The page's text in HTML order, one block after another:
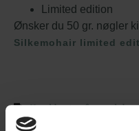
Limited edition
Ønsker du 50 gr. nøgler
Silkemohair limited
Hvad koster